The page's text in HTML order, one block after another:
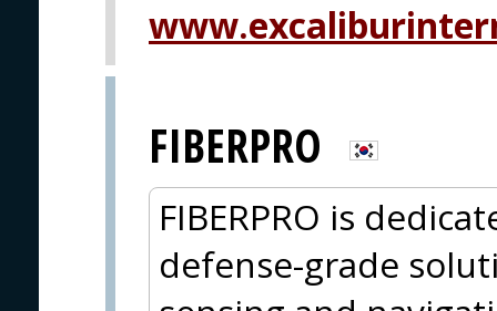
FIBERPRO
FIBERPRO is
defense-grade